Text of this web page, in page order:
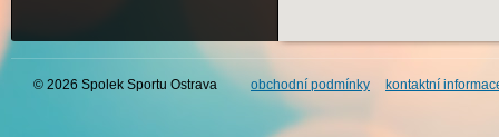
© 2026 Spolek Sportu Ostrava obchodní podmínky kontaktní